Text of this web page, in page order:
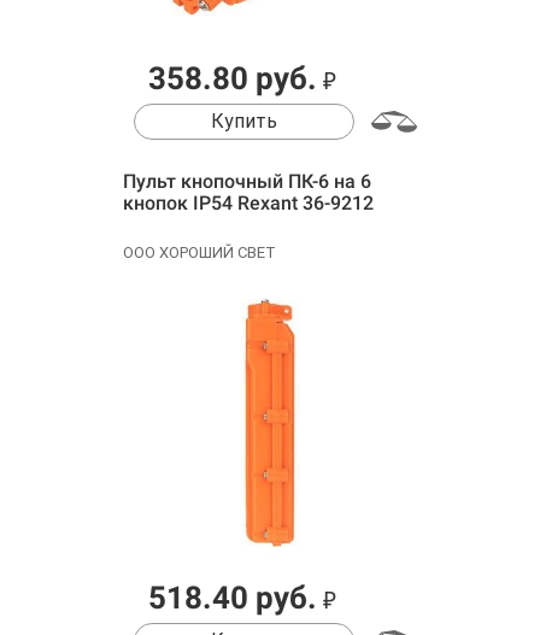
358.80 руб. ₽
Купить
Пульт кнопочный ПК-6 на 6
кнопок IP54 Rexant 36-9212
ООО ХОРОШИЙ СВЕТ
518.40 руб. ₽